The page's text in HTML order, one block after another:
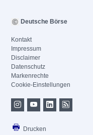
Deutsche Börse
Kontakt
Impressum
Disclaimer
Datenschutz
Markenrechte
Cookie-Einstellungen
Drucken